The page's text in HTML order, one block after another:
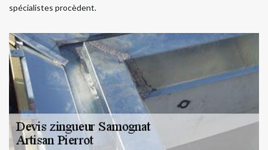
spécialistes procèdent.